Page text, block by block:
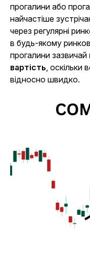
прогалини або
найчастіше
через регулярні
в будь-якому
прогалини зазвичай
вартість, оскільки
відносно швидко.